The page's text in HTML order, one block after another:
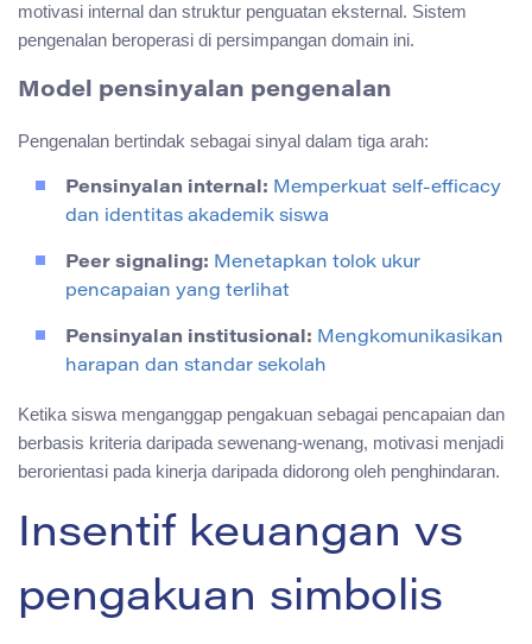
motivasi internal dan struktur penguatan eksternal. Sistem
pengenalan beroperasi di persimpangan domain ini.
Model pensinyalan pengenalan
Pengenalan bertindak sebagai sinyal dalam tiga arah:
Pensinyalan internal: Memperkuat self-efficacy
dan identitas akademik siswa
Peer signaling: Menetapkan tolok ukur
pencapaian yang terlihat
Pensinyalan institusional: Mengkomunikasikan
harapan dan standar sekolah
Ketika siswa menganggap pengakuan sebagai pencapaian dan
berbasis kriteria daripada sewenang-wenang, motivasi menjadi
berorientasi pada kinerja daripada didorong oleh penghindaran.
Insentif keuangan vs
pengakuan simbolis